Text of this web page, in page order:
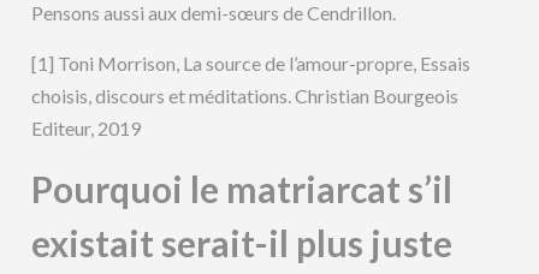
Pensons aussi aux demi-sœurs de Cendrillon.
[1] Toni Morrison, La source de l’amour-propre, Essais
choisis, discours et méditations. Christian Bourgeois
Editeur, 2019
Pourquoi le matriarcats’il
existait serait-il plus juste